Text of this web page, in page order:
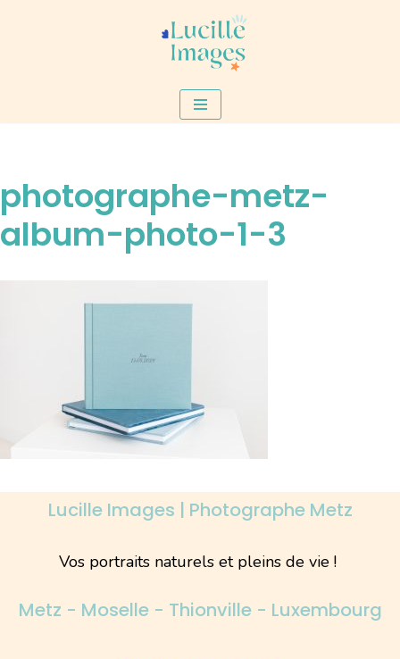
photographe-metz-
album-photo-1-3
Lucille Images | Photographe Metz
Vos portraits naturels et pleins de vie !
Metz - Moselle - Thionville - Luxembourg